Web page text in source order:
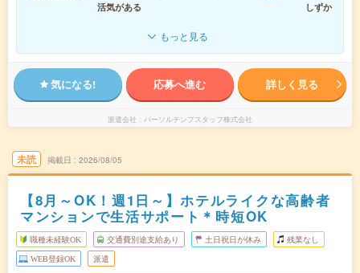
活気がある
しずか
もっと見る
気になる! 応募へ進む 詳しく見る
派遣会社 パーソルテンプスタッフ株式会社
未読 掲載日 2026/08/05
【8月～OK！週1日～】ホテルライクな高齢者
マンションで生活サポート＊時短OK
職種未経験OK 交通費別途支給あり 土日祝日が休み 残業なし
WEB登録OK 派遣